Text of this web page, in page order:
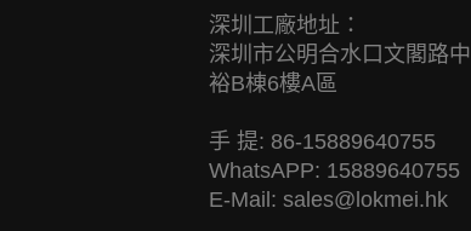
深圳工廠地址：
深圳市公明合水口文閣路中
裕B棟6樓A區
手 提: 86-15889640755
WhatsAPP: 15889640755
E-Mail: sales@lokmei.hk